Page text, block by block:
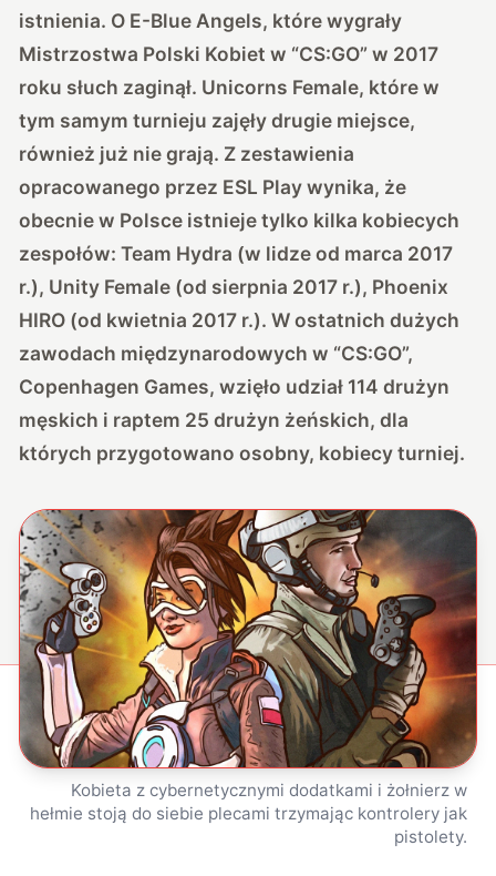
istnienia. O E-Blue Angels, które wygrały
Mistrzostwa Polski Kobiet w “CS:GO” w 2017
roku słuch zaginął. Unicorns Female, które w
tym samym turnieju zajęły drugie miejsce,
również już nie grają. Z zestawienia
opracowanego przez ESL Playwynika, że
obecnie w Polsce istnieje tylko kilka kobiecych
zespołów: Team Hydra (w lidze od marca 2017
r.), Unity Female (od sierpnia 2017 r.), Phoenix
HIRO (od kwietnia 2017 r.). W ostatnich dużych
zawodach międzynarodowych w “CS:GO”,
Copenhagen Games, wzięło udział 114 drużyn
męskich i raptem 25 drużyn żeńskich, dla
których przygotowano osobny, kobiecy turniej.
Kobieta z cybernetycznymi dodatkami i żołnierz w
hełmie stoją do siebie plecami trzymając kontrolery jak
pistolety.